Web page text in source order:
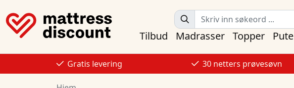
Tilbud Madrasser Topper Pute
Gratis levering 30 netters prøvesøvn